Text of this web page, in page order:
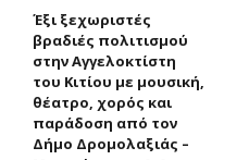
Έξι ξεχωριστές
βραδιές πολιτισμού
στην Αγγελοκτίστη
του Κιτίου με μουσική,
θέατρο, χορός και
παράδοση από τον
Δήμο Δρομολαξιάς –